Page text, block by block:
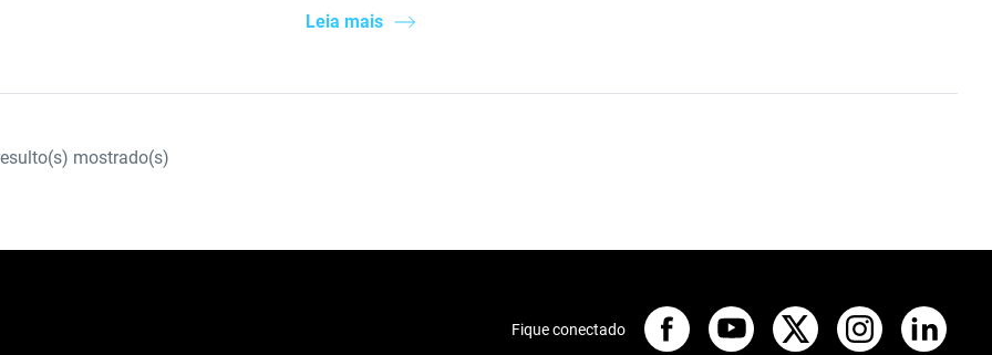
Leia mais
mostrado(s)
Fique conectado